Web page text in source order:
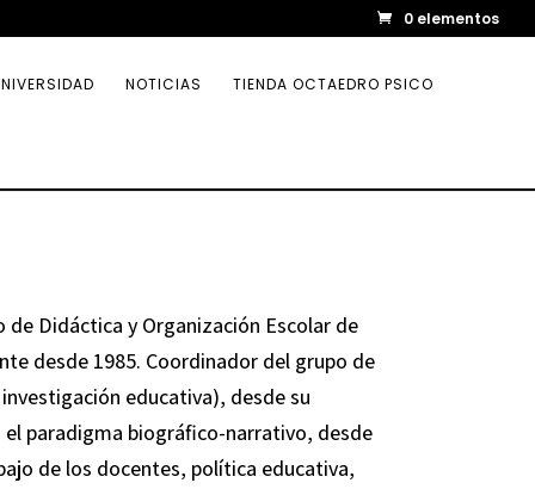
0 elementos
NOTICIAS TIENDA OCTAEDRO PSICO
Didáctica y Organización Escolar de
desde 1985. Coordinador del grupo de
educativa), desde su
el paradigma biográfico-narrativo, desde
de los docentes, política educativa,